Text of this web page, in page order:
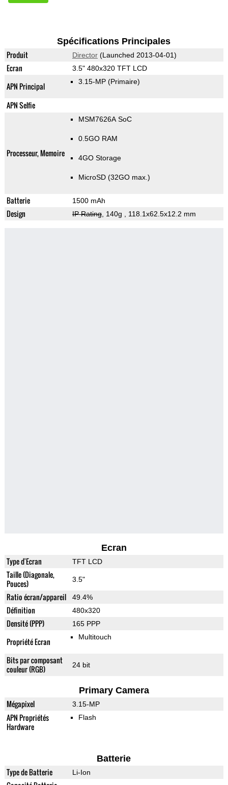
Spécifications Principales
Produit Director(Launched 2013-04-01)
Ecran 3.5" 480x320 TFT LCD
APN Principal 3.15-MP (Primaire)
APN Selfie
Processeur, Memoire
MSM7626A SoC
0.5GO RAM
4GO Storage
MicroSD (32GO max.)
Batterie 1500 mAh
Design IP Rating, 140g , 118.1x62.5x12.2 mm
Ecran
Type d'Ecran TFT LCD
Taille (Diagonale,
Pouces)
3.5"
Ratio écran/appareil 49.4%
Définition 480x320
Densité (PPP) 165 PPP
Propriété Ecran Multitouch
Bits par composant
couleur (RGB)
24 bit
Primary Camera
Mégapixel 3.15-MP
APN Propriétés
Hardware
Flash
Batterie
Type de Batterie Li-Ion